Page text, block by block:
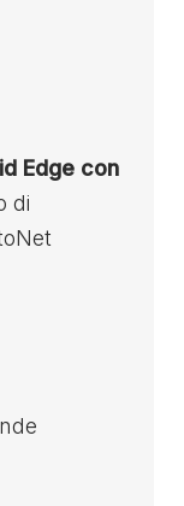
Edge con
di